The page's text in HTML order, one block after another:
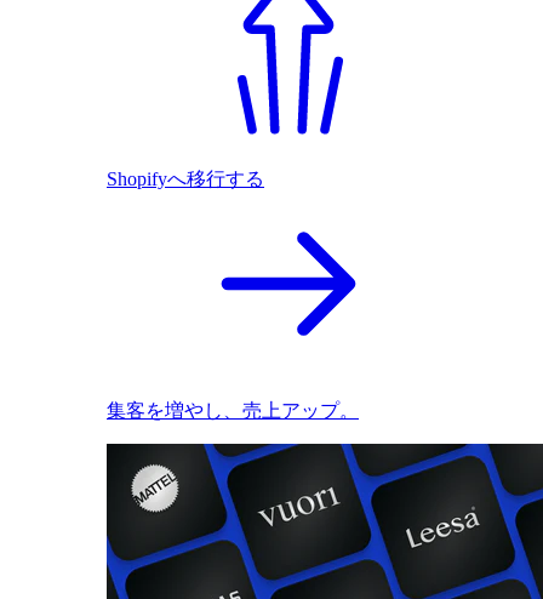
Shopifyへ移行する
集客を増やし、売上アップ。